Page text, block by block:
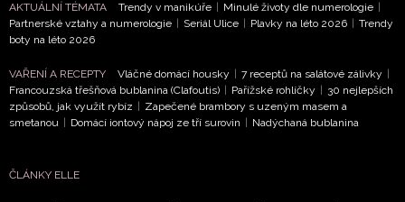
AKTUÁLNÍ TÉMATA Trendy v manikúře Minulé životy dle numerologie
Partnerské vztahy a numerologie
Seriál Ulice Plavky na léto 2026
Trendy
boty na léto 2026
VAŘENÍ A RECEPTY Vláčné domácí housky 7 receptů na salátové zálivky
Francouzská třešňová bublanina (Clafoutis)
Pařížské rohlíčky
30 nejlepších
způsobů, jak využít rybíz
Zapečené brambory s uzeným masem a
smetanou
Domácí iontový nápoj ze tří surovin Nadýchaná bublanina
ČLÁNKY ELLE